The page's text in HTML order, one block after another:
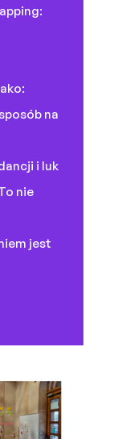
na
i luk
nie
jest